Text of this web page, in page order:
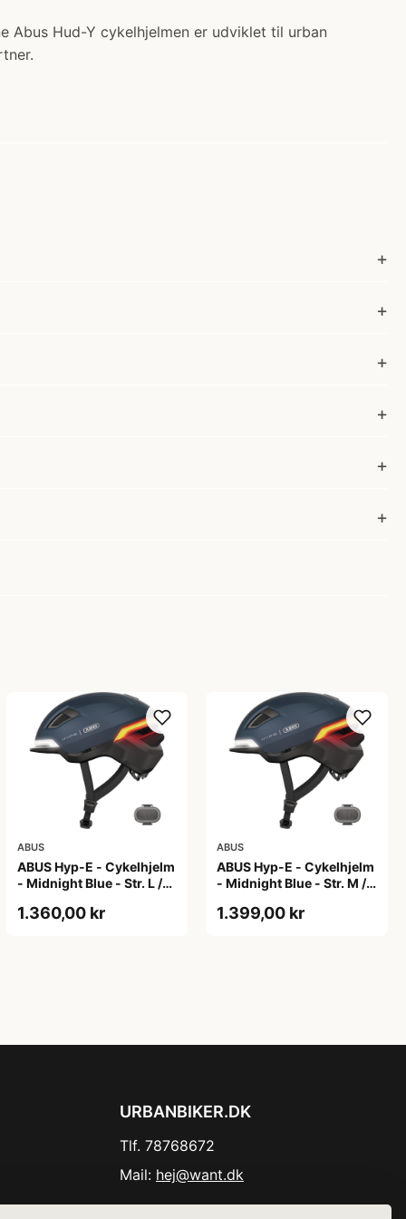
Abus Hud-Y cykelhjelmen er udviklet til urban
ABUS
ABUS Hyp-E - Cykelhjelm
- Midnight Blue - Str. L /
1.360,00 kr
ABUS
ABUS Hyp-E - Cykelhjelm
- Midnight Blue - Str. M /
1.399,00 kr
URBANBIKER.DK
Tlf. 78768672
Mail: hej@want.dk